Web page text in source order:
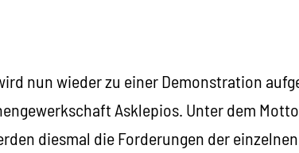
nun wieder zu einer Demonstration
Asklepios. Unter dem Motto
diesmal die Forderungen der